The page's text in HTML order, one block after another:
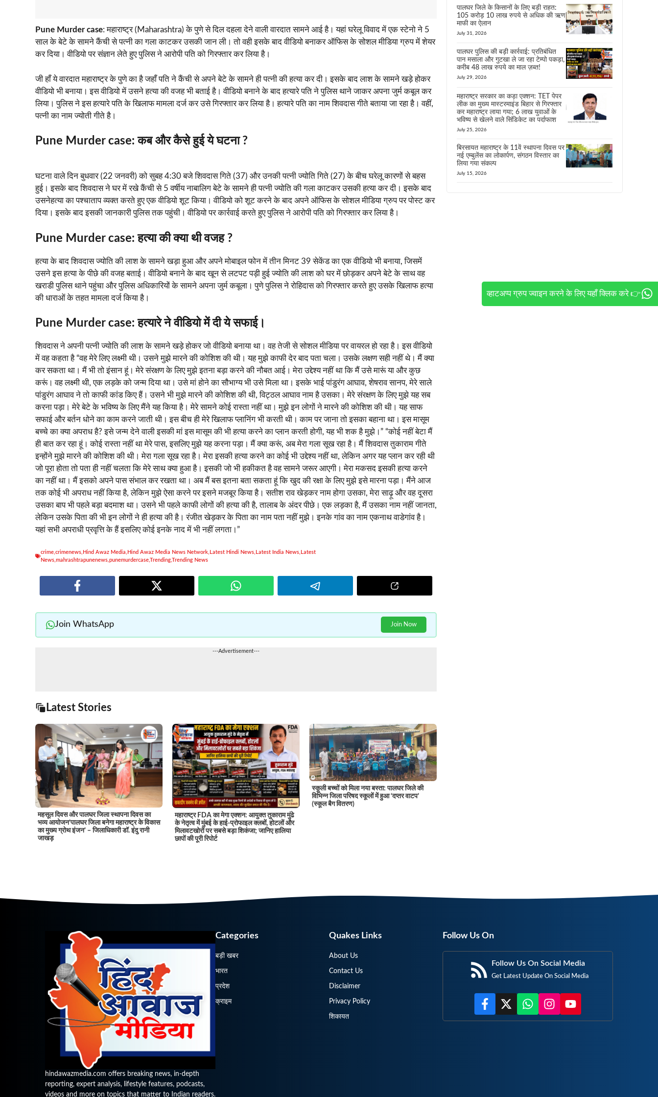
व्हाटअप्प ग्रुप ज्वाइन करने के लिए यहाँ क्लिक करे 👉
Pune Murder case: महाराष्ट्र (Maharashtra) के पुणे से दिल दहला देने वाली वारदात सामने आई है। यहां घरेलू विवाद में एक स्टेनो ने 5
साल के बेटे के सामने कैंची से पत्नी का गला काटकर उसकी जान ली। तो वही इसके बाद वीडियो बनाकर ऑफिस के सोशल मीडिया ग्रुप में शेयर
कर दिया। वीडियो पर संज्ञान लेते हुए पुलिस ने आरोपी पति को गिरफ्तार कर लिया है।
जी हाँ ये वारदात महाराष्ट्र के पुणे का है जहाँ पति ने कैंची से अपने बेटे के सामने ही पत्नी की हत्या कर दी। इसके बाद लाश के सामने खड़े होकर
वीडियो भी बनाया। इस वीडियो में उसने हत्या की वजह भी बताई है। वीडियो बनाने के बाद हत्यारे पति ने पुलिस थाने जाकर अपना जुर्म कबूल कर
लिया। पुलिस ने इस हत्यारे पति के खिलाफ मामला दर्ज कर उसे गिरफ्तार कर लिया है। हत्यारे पति का नाम शिवदास गीते बताया जा रहा है। वहीं,
पत्नी का नाम ज्योती गीते है।
Pune Murder case:कब और कैसे हुई ये घटना ?
घटना वाले दिन बुधवार (22 जनवरी) को सुबह 4:30 बजे शिवदास गिते (37) और उनकी पत्नी ज्योति गिते (27) के बीच घरेलू कारणों से बहस
हुई। इसके बाद शिवदास ने घर में रखे कैंची से 5 वर्षीय नाबालिग बेटे के सामने ही पत्नी ज्योति की गला काटकर उसकी हत्या कर दी। इसके बाद
उसनेहत्या का पश्चाताप व्यक्त करते हुए एक वीडियो शूट किया। वीडियो को शूट करने के बाद अपने ऑफिस के सोशल मीडिया ग्रुप पर पोस्ट कर
दिया। इसके बाद इसकी जानकारी पुलिस तक पहुंची। वीडियो पर कार्रवाई करते हुए पुलिस ने आरोपी पति को गिरफ्तार कर लिया है।
Pune Murder case:हत्या की क्या थी वजह ?
हत्या के बाद शिवदास ज्योति की लाश के सामने खड़ा हुआ और अपने मोबाइल फोन में तीन मिनट 39 सेकेंड का एक वीडियो भी बनाया, जिसमें
उसने इस हत्या के पीछे की वजह बताई। वीडियो बनाने के बाद खून से लटपट पड़ी हुई ज्योति की लाश को घर में छोड़कर अपने बेटे के साथ वह
खराडी पुलिस थाने पहुंचा और पुलिस अधिकारियों के सामने अपना जुर्म कबूला। पुणे पुलिस ने रोहिदास को गिरफ्तार करते हुए उसके खिलाफ हत्या
की धाराओं के तहत मामला दर्ज किया है।
Pune Murder case:हत्यारे ने वीडियो में दी ये सफाई।
शिवदास ने अपनी पत्नी ज्योति की लाश के सामने खड़े होकर जो वीडियो बनाया था। वह तेजी से सोशल मीडिया पर वायरल हो रहा है। इस वीडियो
में वह कहता है “वह मेरे लिए लक्ष्मी थी। उसने मुझे मारने की कोशिश की थी। यह मुझे काफी देर बाद पता चला। उसके लक्षण सही नहीं थे। मैं क्या
कर सकता था। मैं भी तो इंसान हूं। मेरे संरक्षण के लिए मुझे इतना बड़ा करने की नौबत आई। मेरा उद्देश्य नहीं था कि मैं उसे मारूं या और कुछ
करूं। वह लक्ष्मी थी, एक लड़के को जन्म दिया था। उसे मां होने का सौभाग्य भी उसे मिला था। इसके भाई पांडुरंग आघाव, शेषराव सानप, मेरे साले
पांडुरंग आघाव ने तो काफी कांड किए हैं। उसने भी मुझे मारने की कोशिश की थी, विट्ठल आघाव नाम है उसका। मेरे संरक्षण के लिए मुझे यह सब
करना पड़ा। मेरे बेटे के भविष्य के लिए मैंने यह किया है। मेरे सामने कोई रास्ता नहीं था। मुझे इन लोगों ने मारने की कोशिश की थी। यह साफ
सफाई और बर्तन धोने का काम करने जाती थी। इस बीच ही मेरे खिलाफ प्लानिंग भी करती थी। काम पर जाना तो इसका बहाना था। इस मासूम
बच्चे का क्या अपराध है? इसे जन्म देने वाली इसकी मां इस मासूम की भी हत्या करने का प्लान करती होगी, यह भी शक है मुझे।” “कोई नहीं बेटा मैं
ही बात कर रहा हूं। कोई रास्ता नहीं था मेरे पास, इसलिए मुझे यह करना पड़ा। मैं क्या करूं, अब मेरा गला सूख रहा है। मैं शिवदास तुकाराम गीते
इन्होंने मुझे मारने की कोशिश की थी। मेरा गला सूख रहा है। मेरा इसकी हत्या करने का कोई भी उद्देश्य नहीं था, लेकिन अगर यह प्लान कर रही थी
जो पूरा होता तो पता ही नहीं चलता कि मेरे साथ क्या हुआ है। इसकी जो भी हकीकत है वह सामने जरूर आएगी। मेरा मकसद इसकी हत्या करने
का नहीं था। मैं इसको अपने पास संभाल कर रखता था। अब मैं बस इतना बता सकता हूं कि खुद की रक्षा के लिए मुझे इसे मारना पड़ा। मैंने आज
तक कोई भी अपराध नहीं किया है, लेकिन मुझे ऐसा करने पर इसने मजबूर किया है। सतीश राव खेड़कर नाम होगा उसका, मेरा साढ़ू और वह दूसरा
उसका बाप भी पहले बड़ा बदमाश था। उसने भी पहले काफी लोगों की हत्या की है, तालाब के अंदर पीछे। एक लड़का है, मैं उसका नाम नहीं जानता,
लेकिन उसके पिता की भी इन लोगों ने ही हत्या की है। रंजीत खेड़कर के पिता का नाम पता नहीं मुझे। इनके गांव का नाम एकनाथ वाडेगांव है।
यहां सभी अपराधी प्रवृत्ति के हैं इसलिए कोई इनके नाद में भी नहीं लगता।”
crime crimenews Hind Awaz Media Hind Awaz Media News Network Latest Hindi News Latest India News Latest
News mahrashtrapunenews punemurdercaseTrendingTrending News
Join WhatsApp Join Now
---Advertisement---
Latest Stories
महसूल दिवस और पालघर जिला स्थापना दिवस का
भव्य आयोजन’पालघर जिला बनेगा महाराष्ट्र के विकास
का मुख्य ग्रोथ इंजन’ – जिलाधिकारी डॉ. इंदु रानी
जाखड़
महाराष्ट्र FDA का मेगा एक्शन: आयुक्त तुकाराम मुंढे
के नेतृत्व में मुंबई के हाई-प्रोफाइल क्लबों, होटलों और
मिलावटखोरों पर सबसे बड़ा शिकंजा; जानिए हालिया
छापों की पूरी रिपोर्ट
स्कूली बच्चों को मिला नया बस्ता: पालघर जिले की
विभिन्न जिला परिषद स्कूलों में हुआ ‘दप्तर वाटप’
(स्कूल बैग वितरण)
पालघर जिले के किसानों के लिए बड़ी राहत:
105 करोड़ 10 लाख रुपये से अधिक की ऋण
माफी का ऐलान
July 31, 2026
पालघर पुलिस की बड़ी कार्रवाई: प्रतिबंधित
पान मसाला और गुटखा ले जा रहा टेम्पो पकड़ा,
करीब 48 लाख रुपये का माल ज़ब्त!
July 29, 2026
महाराष्ट्र सरकार का कड़ा एक्शन: TET पेपर
लीक का मुख्य मास्टरमाइंड बिहार से गिरफ्तार
कर महाराष्ट्र लाया गया; 6 लाख युवाओं के
भविष्य से खेलने वाले सिंडिकेट का पर्दाफाश
July 25, 2026
बिरसायत महाराष्ट्र के 11वें स्थापना दिवस पर
नई एम्बुलेंस का लोकार्पण, संगठन विस्तार का
लिया गया संकल्प
July 15, 2026
hindawazmedia.com offers breaking news, in-depth
reporting, expert analysis, lifestyle features, podcasts,
videos and more on topics that matter to Indian readers.
Categories
बड़ी खबर
भारत
प्रदेश
क्राइम
Quakes Links
About Us
Contact Us
Disclaimer
Privacy Policy
शिकायत
Follow Us On
Follow Us On Social Media
Get Latest Update On Social Media